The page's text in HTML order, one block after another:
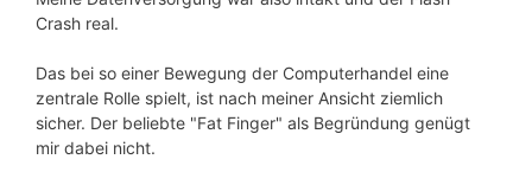
Crash real.
Das bei so einer Bewegung der Computerhandel eine
zentrale Rolle spielt, ist nach meiner Ansicht ziemlich
sicher. Der beliebte "Fat Finger" als Begründung genügt
mir dabei nicht.